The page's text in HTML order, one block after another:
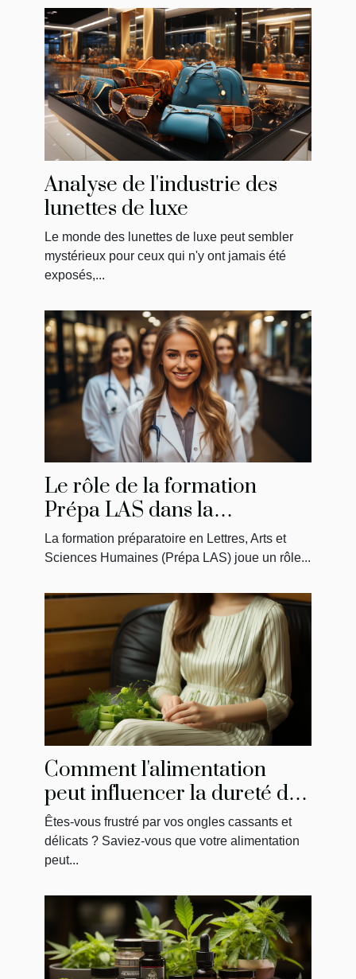
Analyse de l'industrie des
lunettes de luxe
Le monde des lunettes de luxe peut sembler
mystérieux pour ceux qui n'y ont jamais été
exposés,...
Le rôle de la formation
Prépa LAS dans la
préparation des étudiants en
médecine
La formation préparatoire en Lettres, Arts et
Sciences Humaines (Prépa LAS) joue un rôle...
Comment l'alimentation
peut influencer la dureté de
vos ongles
Êtes-vous frustré par vos ongles cassants et
délicats ? Saviez-vous que votre alimentation
peut...